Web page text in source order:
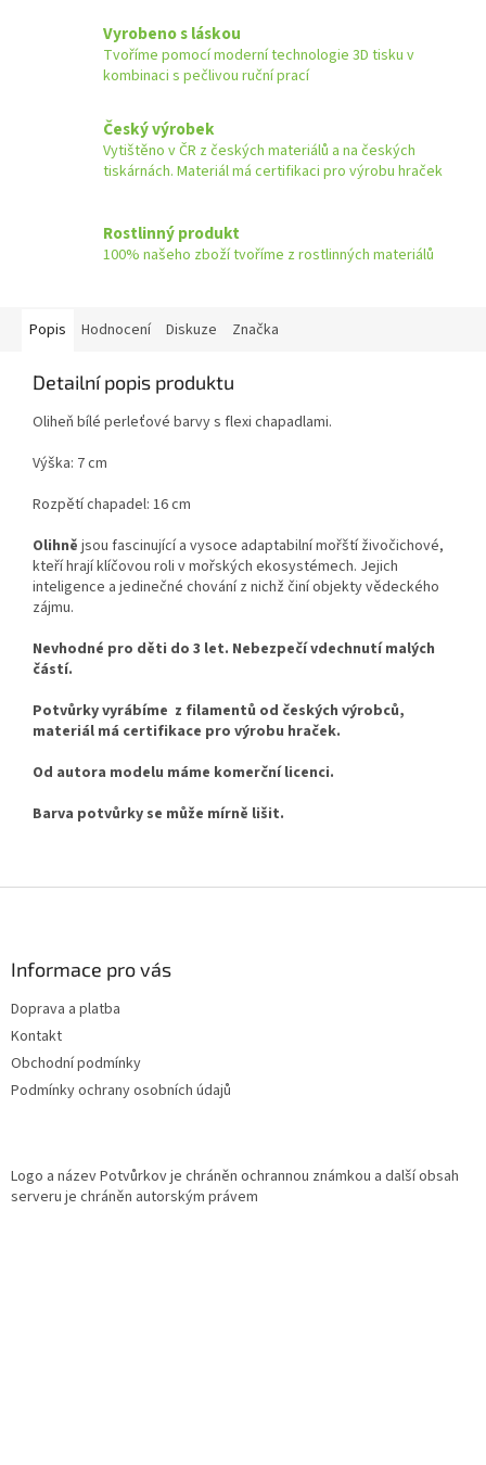
Vyrobeno s láskou
Tvoříme pomocí moderní technologie 3D tisku v
kombinaci s pečlivou ruční prací
Český výrobek
Vytištěno v ČR z českých materiálů a na českých
tiskárnách. Materiál má certifikaci pro výrobu hraček
Rostlinný produkt
100% našeho zboží tvoříme z rostlinných materiálů
Popis Hodnocení Diskuze Značka
Detailní popis produktu
Oliheň bílé perleťové barvy s flexi chapadlami.
Výška: 7 cm
Rozpětí chapadel: 16 cm
Olihně jsou fascinující a vysoce adaptabilní mořští živočichové,
kteří hrají klíčovou roli v mořských ekosystémech. Jejich
inteligence a jedinečné chování z nichž činí objekty vědeckého
zájmu.
Nevhodné pro děti do 3 let. Nebezpečí vdechnutí malých
částí.
Potvůrky vyrábíme z filamentů od českých výrobců,
materiál má certifikace pro výrobu hraček.
Od autora modelu máme komerční licenci.
Barva potvůrky se může mírně lišit.
Informace pro vás
Doprava a platba
Kontakt
Obchodní podmínky
Podmínky ochrany osobních údajů
Logo a název Potvůrkov je chráněn ochrannou známkou a další obsah
serveru je chráněn autorským právem